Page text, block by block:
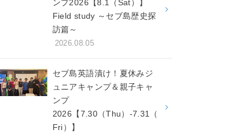
ンプ2026【8.1（Sat）】
Field study ～セブ島歴史探
訪篇～
2026.08.05
セブ島英語漬け！夏休みジ
ュニアキャンプ＆親子キャ
ンプ
2026【7.30（Thu）-7.31（
Fri）】